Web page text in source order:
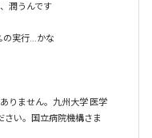
潤うんです
の実行…かな
りません。九州大学 医学
さい。国立病院機構さま